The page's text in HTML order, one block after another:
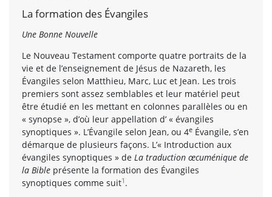
La formation des Évangiles
Une Bonne Nouvelle
Le Nouveau Testament comporte quatre portraits de la
vie et de l’enseignement de Jésus de Nazareth, les
Évangiles selon Matthieu, Marc, Luc et Jean. Les trois
premiers sont assez semblables et leur matériel peut
être étudié en les mettant en colonnes parallèles ou en
« synopse », d’où leur appellation d’ « évangiles
synoptiques ». L’Évangile selon Jean, ou 4e Évangile, s’en
démarque de plusieurs façons. L’« Introduction aux
évangiles synoptiques » de La traduction œcuménique de
la Bible présente la formation des Évangiles
synoptiques comme suit1 .